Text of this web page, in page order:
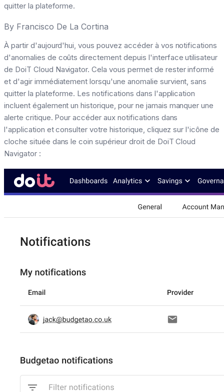
quitter la plateforme.
By Francisco De La Cortina
À partir d'aujourd'hui, vous pouvez accéder à vos notifications
d'anomalies de coûts directement depuis l'interface utilisateur
de DoiT Cloud Navigator. Cela vous permet de rester informé
et d'agir immédiatement lorsqu'une anomalie survient, sans
quitter la plateforme. Les notifications dans l'application
incluent également un historique, pour ne jamais manquer une
alerte critique. Pour accéder aux notifications dans
l'application et consulter votre historique, cliquez sur l'icône de
cloche située dans le coin supérieur droit de DoiT Cloud
Navigator :